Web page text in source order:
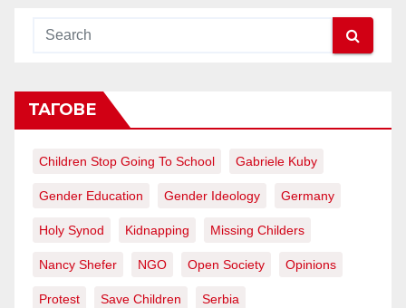
ТАГОВЕ
Children Stop Going To School Gabriele Kuby
Gender Education Gender Ideology Germany
Holy Synod Kidnapping Missing Childers
Nancy Shefer NGO Open Society Opinions
Protest Save Children Serbia